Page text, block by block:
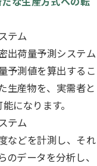
テム
出荷量予測システム
予測値を算出するこ
生産物を、実需者と
になります。
テム
などを計測し、それ
データを分析し、